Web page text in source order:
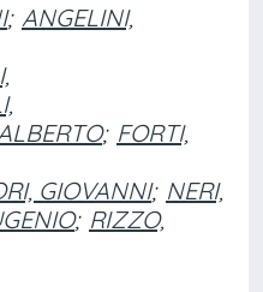
; ANGELINI,
; FORTI,
GIOVANNI; NERI,
; RIZZO,